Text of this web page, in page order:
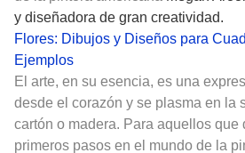
y diseñadora de gran creatividad.
Flores: Dibujos y Diseños para
Ejemplos
El arte, en su esencia, es una
desde el corazón y se plasma en la
cartón o madera. Para aquellos que
primeros pasos en el mundo de la